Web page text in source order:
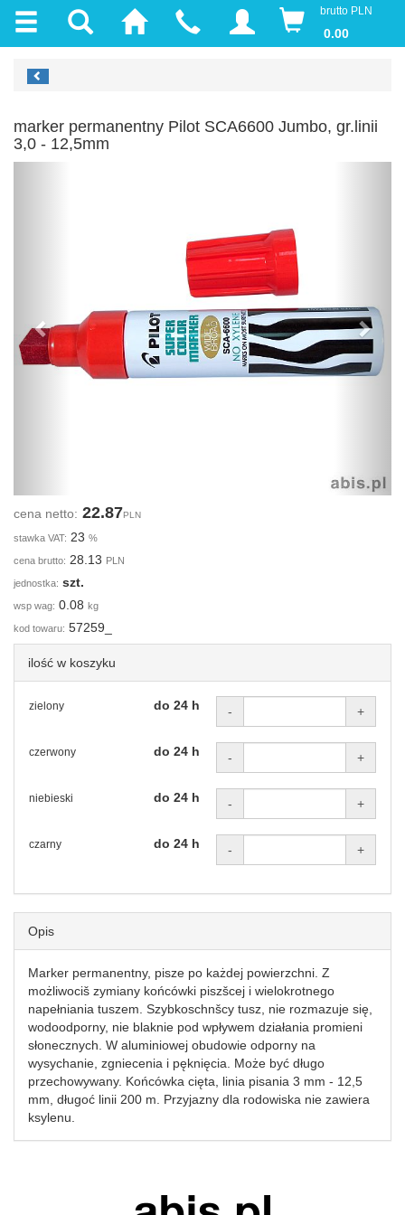
brutto PLN
0.00
marker permanentny Pilot SCA6600 Jumbo, gr.linii
3,0 - 12,5mm
cena netto: 22.87PLN
stawka VAT: 23 %
cena brutto: 28.13 PLN
jednostka: szt.
wsp wag: 0.08 kg
kod towaru: 57259_
ilość w koszyku
zielony do 24 h - +
czerwony do 24 h - +
niebieski do 24 h - +
czarny do 24 h - +
Opis
Marker permanentny, pisze po każdej powierzchni. Z
możliwociš zymiany końcówki piszšcej i wielokrotnego
napełniania tuszem. Szybkoschnšcy tusz, nie rozmazuje się,
wodoodporny, nie blaknie pod wpływem działania promieni
słonecznych. W aluminiowej obudowie odporny na
wysychanie, zgniecenia i pęknięcia. Może być długo
przechowywany. Końcówka cięta, linia pisania 3 mm - 12,5
mm, długoć linii 200 m. Przyjazny dla rodowiska nie zawiera
ksylenu.